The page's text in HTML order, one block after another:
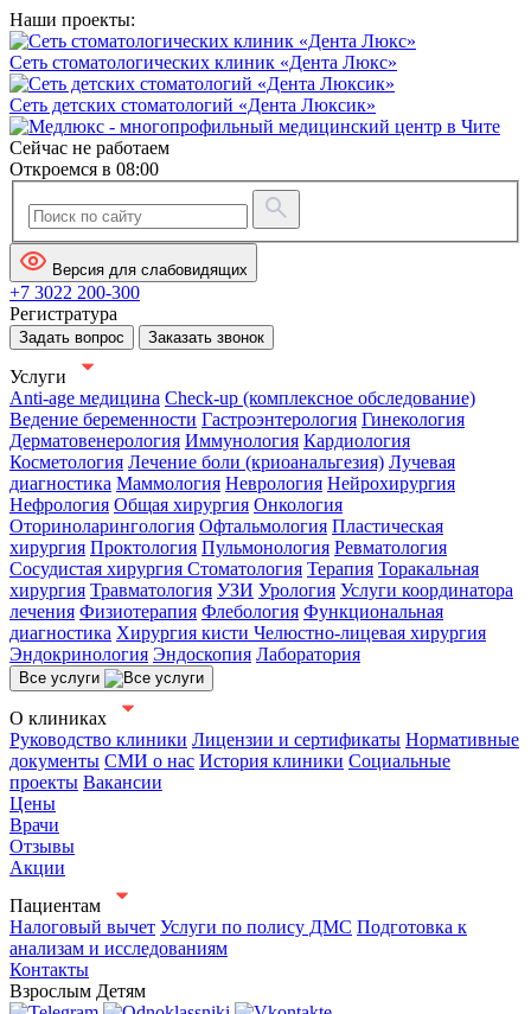
Наши проекты:
Сеть стоматологических клиник «Дента Люкс»
Сеть детских стоматологий «Дента Люксик»
Сейчас не работаем
Откроемся в 08:00
Версия для слабовидящих
+7 3022 200-300
Регистратура
Задать вопрос Заказать звонок
Услуги
Anti-age медицина Check-up (комплексное обследование)
Ведение беременности Гастроэнтерология Гинекология
Дерматовенерология Иммунология Кардиология
Косметология Лечение боли (криоанальгезия) Лучевая
диагностика Маммология Неврология Нейрохирургия
Нефрология Общая хирургия Онкология
Оториноларингология Офтальмология Пластическая
хирургия Проктология Пульмонология Ревматология
Сосудистая хирургия Стоматология Терапия Торакальная
хирургия Травматология УЗИ Урология Услуги координатора
лечения Физиотерапия Флебология Функциональная
диагностика Хирургия кисти Челюстно-лицевая хирургия
Эндокринология Эндоскопия Лаборатория
Все услуги
О клиниках
Руководство клиники Лицензии и сертификаты Нормативные
документы СМИ о нас История клиники Социальные
проекты Вакансии
Цены
Врачи
Отзывы
Акции
Пациентам
Налоговый вычет Услуги по полису ДМС Подготовка к
анализам и исследованиям
Контакты
Взрослым Детям